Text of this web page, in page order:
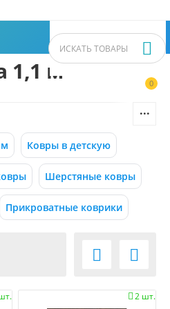
0


Р
4950
1,1 м
Ковры в детскую
Шерстяные ковры
Прикроватные коврики
 
2 шт.
